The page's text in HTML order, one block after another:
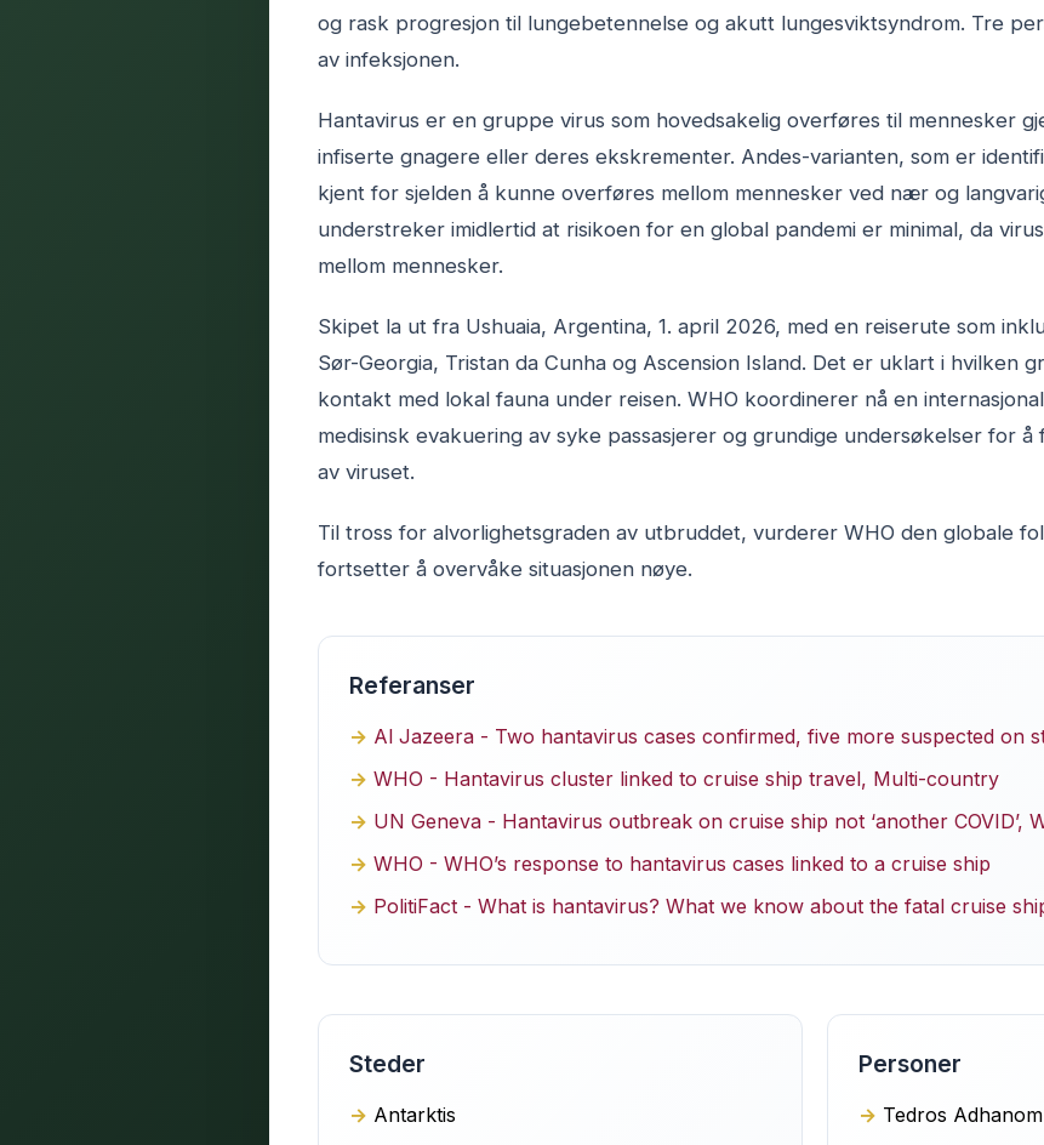
og rask progresjon til lungebetennelse og akutt lungesviktsyndrom. Tre
av infeksjonen.
Hantavirus er en gruppe virus som hovedsakelig overføres til mennesker
infiserte gnagere eller deres ekskrementer. Andes-varianten, som er
kjent for sjelden å kunne overføres mellom mennesker ved nær og
understreker imidlertid at risikoen for en global pandemi er minimal, da
mellom mennesker.
Skipet la ut fra Ushuaia, Argentina, 1. april 2026, med en reiserute som
Sør-Georgia, Tristan da Cunha og Ascension Island. Det er uklart i hvilken
kontakt med lokal fauna under reisen. WHO koordinerer nå en
medisinsk evakuering av syke passasjerer og grundige undersøkelser for
av viruset.
Til tross for alvorlighetsgraden av utbruddet, vurderer WHO den globale
fortsetter å overvåke situasjonen nøye.
Referanser
Al Jazeera - Two hantavirus cases confirmed, five more suspected on
WHO - Hantavirus cluster linked to cruise ship travel, Multi-country
UN Geneva - Hantavirus outbreak on cruise ship not ‘another COVID’,
WHO - WHO’s response to hantavirus cases linked to a cruise ship
PolitiFact - What is hantavirus? What we know about the fatal cruise
Steder
Antarktis
Personer
Tedros